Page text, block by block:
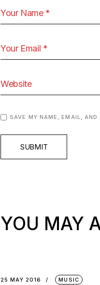
SAVE MY NAME, EMAIL,
SUBMIT
YOU MAY
25 MAY 2016 MUSIC